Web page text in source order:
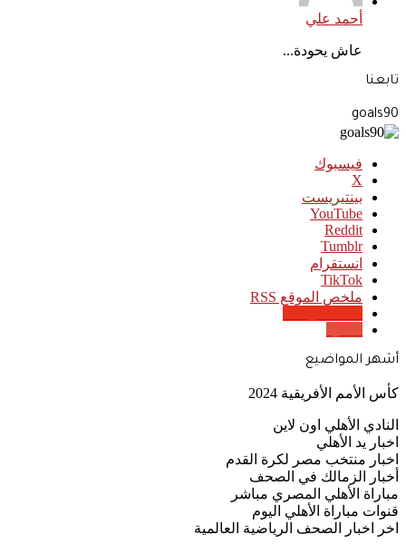
أحمد علي
عاش يحودة...
تابعنا
goals90
فيسبوك
‫X
بينتيريست
‫YouTube
انستقرام
‫TikTok
ملخص الموقع RSS
أشهر المواضيع
كأس الأمم الأفريقية 2024
النادي الأهلي اون لاين
اخبار يد الأهلي
اخبار منتخب مصر لكرة القدم
أخبار الزمالك في الصحف
مباراة الأهلي المصري مباشر
قنوات مباراة الأهلي اليوم
اخر اخبار الصحف الرياضية العالمية